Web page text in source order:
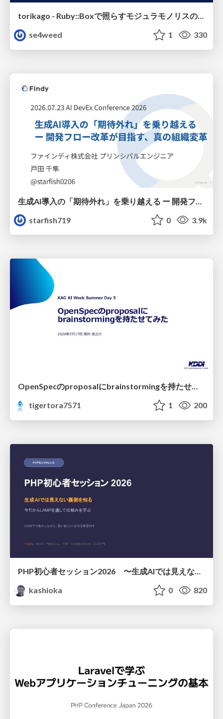
torikago - Ruby::Boxで照らすモジュラモノリスの実行境界
se4weed
1 330
starfish719
0 3.9k
OpenSpecのproposalにbrainstormingを持たせてみた
tigertora7571
1 200
PHP初心者セッション2026 〜生成AIでは見えない裏側を知る：今だからLAMPを通して仕組みを学ぶ〜
kashioka
0 820